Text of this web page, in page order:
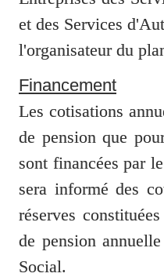
et des Services
l'organisateur du
Financement
Les cotisations
de pension que
sont financées par
sera informé des
réserves
de pension
Social.